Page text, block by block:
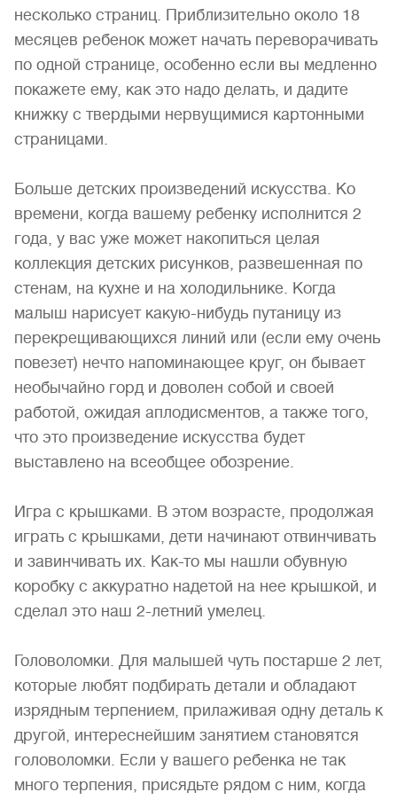
несколько страниц. Приблизительно около 18
месяцев ребенок может начать переворачивать
по одной странице, особенно если вы медленно
покажете ему, как это надо делать, и дадите
книжку с твердыми нервущимися картонными
страницами.
Больше детских произведений искусства. Ко
времени, когда вашему ребенку исполнится 2
года, у вас уже может накопиться целая
коллекция детских рисунков, развешенная по
стенам, на кухне и на холодильнике. Когда
малыш нарисует какую-нибудь путаницу из
перекрещивающихся линий или (если ему очень
повезет) нечто напоминающее круг, он бывает
необычайно горд и доволен собой и своей
работой, ожидая аплодисментов, а также того,
что это произведение искусства будет
выставлено на всеобщее обозрение.
Игра с крышками. В этом возрасте, продолжая
играть с крышками, дети начинают отвинчивать
и завинчивать их. Как-то мы нашли обувную
коробку с аккуратно надетой на нее крышкой, и
сделал это наш 2-летний умелец.
Головоломки. Для малышей чуть постарше 2 лет,
которые любят подбирать детали и обладают
изрядным терпением, прилаживая одну деталь к
другой, интереснейшим занятием становятся
головоломки. Если у вашего ребенка не так
много терпения, присядьте рядом с ним, когда